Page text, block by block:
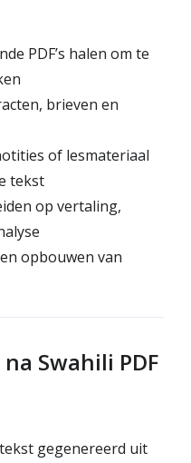
PDF’s halen om te
brieven en
of lesmateriaal
tekst
op vertaling,
opbouwen van
Swahili PDF
gegenereerd uit